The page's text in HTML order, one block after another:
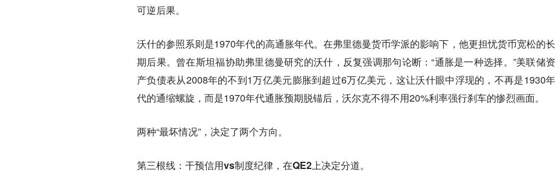
可逆后果。
沃什的参照系则是1970年代的高通胀年代。在弗里德曼货币学派的影响下，他更担忧货币宽松的长
期后果。曾在斯坦福协助弗里德曼研究的沃什，反复强调那句论断：“通胀是一种选择。”美联储资
产负债表从2008年的不到1万亿美元膨胀到超过6万亿美元，这让沃什眼中浮现的，不再是1930年
代的通缩螺旋，而是1970年代通胀预期脱锚后，沃尔克不得不用20%利率强行刹车的惨烈画面。
两种“最坏情况”，决定了两个方向。
第三根线：干预信用vs制度纪律，在QE2上决定分道。